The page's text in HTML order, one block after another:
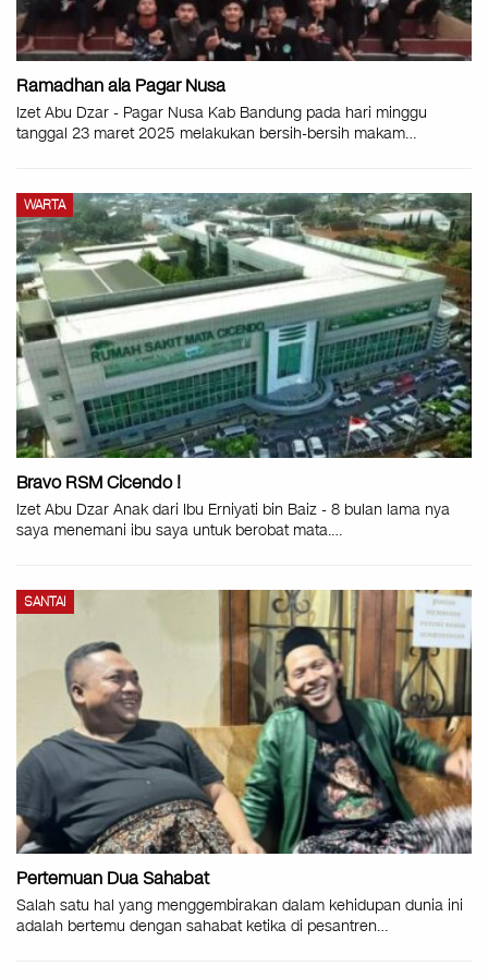
Ramadhan ala Pagar Nusa
Izet Abu Dzar - Pagar Nusa Kab Bandung pada hari minggu
tanggal 23 maret 2025 melakukan bersih-bersih makam…
WARTA
Bravo RSM Cicendo !
Izet Abu Dzar Anak dari Ibu Erniyati bin Baiz - 8 bulan lama nya
saya menemani ibu saya untuk berobat mata.…
SANTAI
Pertemuan Dua Sahabat
Salah satu hal yang menggembirakan dalam kehidupan dunia ini
adalah bertemu dengan sahabat ketika di pesantren…